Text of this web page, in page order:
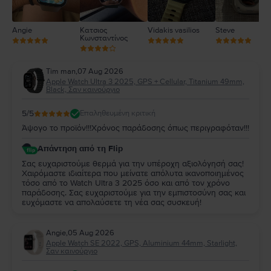
Angie
Κατσιος
Κωνσταντίνος
Vidakis vasilios Steve
Tim man,07 Aug 2026
Apple Watch Ultra 3 2025, GPS + Cellular, Titanium 49mm,
Black, Σαν καινούργιο
5/5 Επαληθευμένη κριτική
Άψογο το προϊόν!!!Χρόνος παράδοσης όπως περιγραφόταν!!!
Απάντηση από τη Flip
Σας ευχαριστούμε θερμά για την υπέροχη αξιολόγησή σας!
Χαιρόμαστε ιδιαίτερα που μείνατε απόλυτα ικανοποιημένος
τόσο από το Watch Ultra 3 2025 όσο και από τον χρόνο
παράδοσης. Σας ευχαριστούμε για την εμπιστοσύνη σας και
ευχόμαστε να απολαύσετε τη νέα σας συσκευή!
Angie,05 Aug 2026
Apple Watch SE 2022, GPS, Aluminium 44mm, Starlight,
Σαν καινούργιο